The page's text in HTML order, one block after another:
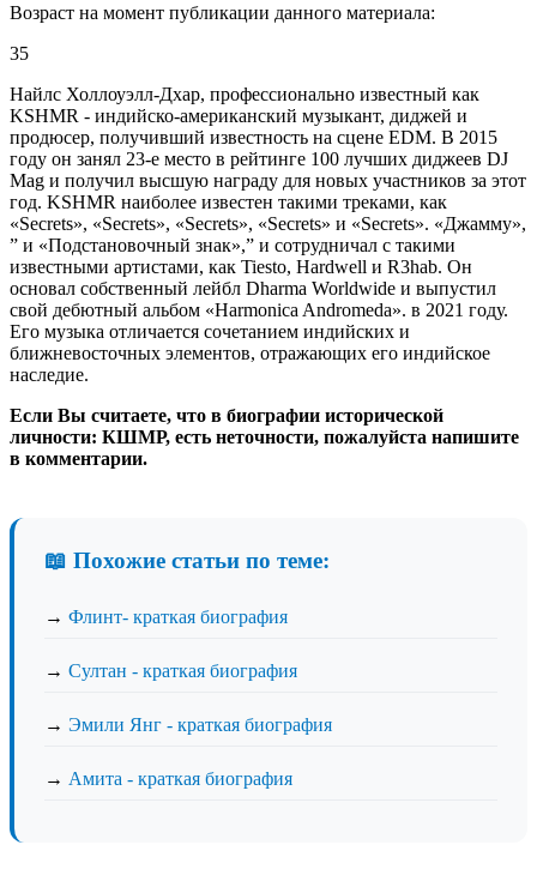
Возраст на момент публикации данного материала:
35
Найлс Холлоуэлл-Дхар, профессионально известный как
KSHMR - индийско-американский музыкант, диджей и
продюсер, получивший известность на сцене EDM. В 2015
году он занял 23-е место в рейтинге 100 лучших диджеев DJ
Mag и получил высшую награду для новых участников за этот
год. KSHMR наиболее известен такими треками, как
«Secrets», «Secrets», «Secrets», «Secrets» и «Secrets». «Джамму»,
” и «Подстановочный знак»,” и сотрудничал с такими
известными артистами, как Tiesto, Hardwell и R3hab. Он
основал собственный лейбл Dharma Worldwide и выпустил
свой дебютный альбом «Harmonica Andromeda». в 2021 году.
Его музыка отличается сочетанием индийских и
ближневосточных элементов, отражающих его индийское
наследие.
Если Вы считаете, что в биографии исторической
личности: КШМР, есть неточности, пожалуйста напишите
в комментарии.
📖 Похожие статьи по теме:
→ Флинт- краткая биография
→ Султан - краткая биография
→ Эмили Янг - краткая биография
→ Амита - краткая биография